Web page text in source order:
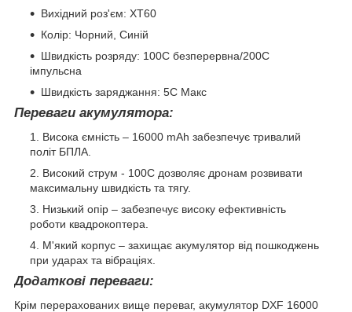
Вихідний роз'єм: XT60
Колір: Чорний, Синій
Швидкість розряду: 100C безперервна/200C
імпульсна
Швидкість заряджання: 5C Макс
Переваги акумулятора:
Висока ємність – 16000 mAh забезпечує тривалий
політ БПЛА.
Високий струм - 100C дозволяє дронам розвивати
максимальну швидкість та тягу.
Низький опір – забезпечує високу ефективність
роботи квадрокоптера.
М'який корпус – захищає акумулятор від пошкоджень
при ударах та вібраціях.
Додаткові переваги:
Крім перерахованих вище переваг, акумулятор DXF 16000